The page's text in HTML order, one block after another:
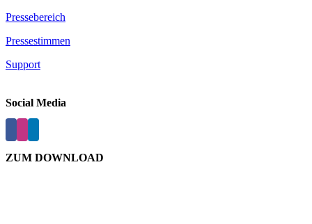
Pressebereich
Pressestimmen
Support
Social Media
ZUM DOWNLOAD